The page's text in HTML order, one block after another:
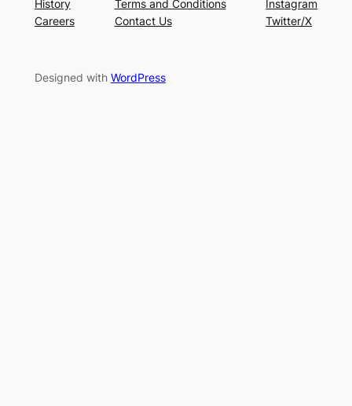
History
Careers
Terms and Conditions
Contact Us
Instagram
Twitter/X
Designed with WordPress